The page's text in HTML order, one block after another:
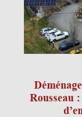
Rousseau